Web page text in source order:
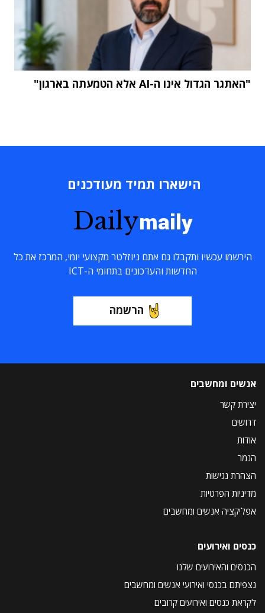
"האתגר הגדול אינו ה-AI אלא הטמעתה בארגון"
הישארו תמיד מעודכנים
Dailymaily
הירשמו עכשיו ותקבלו גם אתם ניוזלטר מקצועי יומי, המרכז את כל
החדשות והעדכונים בתחומי ה-ICT
הרשמה
אנשים ומחשבים
יצירת קשר
דרושים
אודות
הנמר
הצהרת נגישות
מדיניות הפרטיות
אפליקציה אנשים ומחשבים
כנסים ואירועים
הכנסים והאירועים שלנו
נצפיתם בכנסי ואירועי אנשים ומחשבים
לקראת כנסים ואירועים קרובים